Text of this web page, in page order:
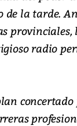
de la tarde.
provinciales,
radio